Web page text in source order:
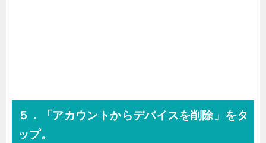
５．「アカウントからデバイスを削除」をタ
ップ。